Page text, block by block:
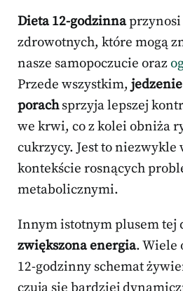
Dieta 12-godzinnaprzynosi
zdrowotnych, które mogą
nasze samopoczucie oraz
Przede wszystkim,
porachsprzyja lepszej
we krwi, co z kolei obniża
cukrzycy. Jest to niezwykle
kontekście rosnących
metabolicznymi.
Innym istotnym plusem tej
zwiększona energia. Wiele
12-godzinny schemat